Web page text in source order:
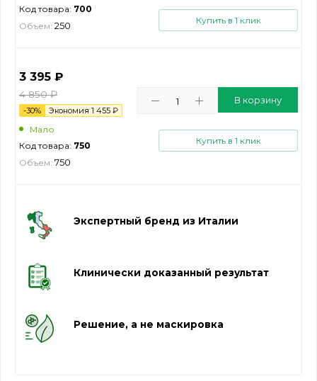
Код товара: 700
Объем: 250 Купить в 1 клик
3 395 ₽
4 850₽
-30% Экономия 1 455 ₽
Мало
Код товара: 750
Объем: 750
В корзину
Купить в 1 клик
Экспертный бренд из Италии
Клинически доказанный результат
Решение, а не маскировка